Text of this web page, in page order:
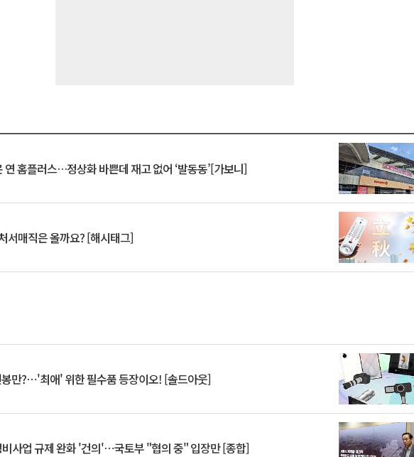
연 홈플러스…정상화 바쁜데 재고 없어 ‘발동동’[가보니]
서매직은 올까요? [해시태그]
만?⋯'최애' 위한 필수품 등장이오! [솔드아웃]
비사업 규제 완화 '건의'⋯국토부 "협의 중" 입장만 [종합]